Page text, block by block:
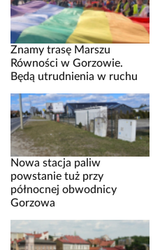
Znamy trasę Marszu
Równości w Gorzowie.
Będą utrudnienia w ruchu
Nowa stacja paliw
powstanie tuż przy
północnej obwodnicy
Gorzowa